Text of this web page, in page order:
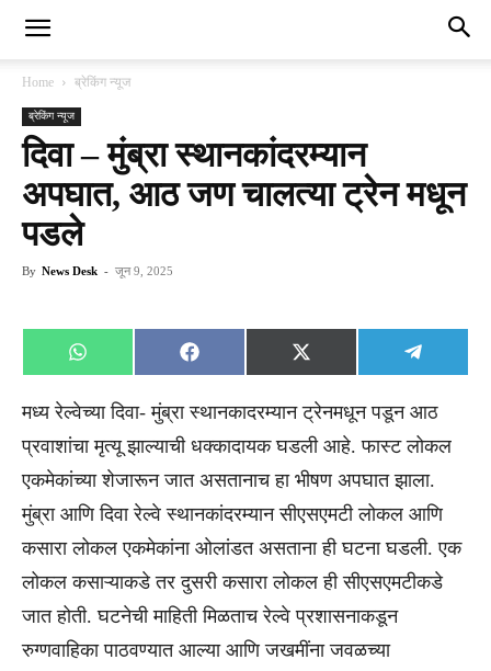
Home ब्रेकिंग न्यूज
ब्रेकिंग न्यूज
दिवा – मुंब्रा स्थानकांदरम्यान
अपघात, आठ जण चालत्या ट्रेन मधून
पडले
By News Desk - जून 9, 2025
Share
on
WhatsApp
Share
on
Facebook
Share
on
X
(Twitter)
Share
on
मध्य रेल्वेच्या दिवा- मुंब्रा स्थानकादरम्यान ट्रेनमधून पडून आठ
प्रवाशांचा मृत्यू झाल्याची धक्कादायक घडली आहे. फास्ट लोकल
एकमेकांच्या शेजारून जात असतानाच हा भीषण अपघात झाला.
मुंब्रा आणि दिवा रेल्वे स्थानकांदरम्यान सीएसएमटी लोकल आणि
कसारा लोकल एकमेकांना ओलांडत असताना ही घटना घडली. एक
लोकल कसाऱ्याकडे तर दुसरी कसारा लोकल ही सीएसएमटीकडे
जात होती. घटनेची माहिती मिळताच रेल्वे प्रशासनाकडून
रुग्णवाहिका पाठवण्यात आल्या आणि जखमींना जवळच्या